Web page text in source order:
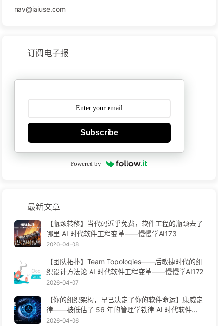
nav@iaiuse.com
订阅电子报
Subscribe
Powered by
最新文章
【瓶颈转移】当代码近乎免费，软件工程的瓶颈去了
哪里 AI 时代软件工程变革——慢慢学AI173
2026-04-08
【团队拓扑】Team Topologies——后敏捷时代的组
织设计方法论 AI 时代软件工程变革——慢慢学AI172
2026-04-07
【你的组织架构，早已决定了你的软件命运】康威定
律——被低估了 56 年的管理学铁律 AI 时代软件工
程变革——慢慢学AI171
2026-04-06